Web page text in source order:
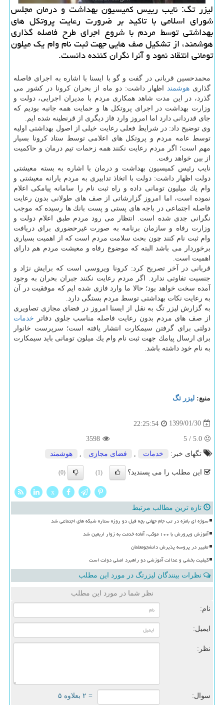
لیزر تگ: نایب رییس كمیسیون بهداشت و درمان مجلس
شورای اسلامی با تاكید بر ضرورت رعایت پروتكل های
بهداشتی توسط مردم با شروع اجرای طرح فاصله گذاری
هوشمند، از تشكیل صف هایی جهت ثبت نام وام یك میلون
تومانی انتقاد نمود و آنرا نگران كننده دانست.
محمدحسین قربانی در گفت و گو با ایسنا با اشاره به اجرای فاصله
گذاریهوشمند
اظهار داشت: دو ماه از بحران كرونا در كشور می
گذرد، در این مدت شاهد همكاری مردم با مدیران اجرایی، دولت و
وزارت بهداشت در اجرای پروتكل ها و حمایت همه جانبه بودیم كه
جای قدردانی دارد اما امروز وارد فاز دیگری از قرنطینه شده ایم.
وی توضیح داد: در شرایط فعلی رعایت خیلی از اصول بهداشتی اولیه
توسط عامه مردم و پروتكل های اعلامی توسط ستاد كرونا بسیار
مهم است؛ اگر مردم رعایت نكنند همه زحمات تیم درمان و حاكمیت
از بین خواهد رفت.
نایب رئیس كمیسیون بهداشت و درمان با اشاره به بسته معیشتی
دولت اظهار داشت: دولت با اتخاذ تدابیری به مردم یارانه معیشتی و
وام یك میلیون تومانی داده و راه ثبت نام را سامانه پیامكی اعلام
نموده است، اما امروز گزارشاتی از صف های طولانی بدون رعایت
فاصله اجتماعی در باجه های پستی و پست بانك ها رسیده كه موجب
نگرانی جدی شده است. انتظار می رود مردم طبق اعلام دولت و
وزارت رفاه و سازمان برنامه به صورت غیرحضوری برای دریافت
وام ثبت نام كنند چون بحث سلامت مردم است كه از اهمیت بسیاری
برخوردار می باشد البته كه موضوع رفاه و معیشت مردم هم دارای
اهمیت است.
قربانی در آخر تصریح كرد: كرونا ویروسی است كه برایش نژاد و
جنسیت تفاوتی ندارد. اگر مردم رعایت نكنند جبران بحران به وجود
آمده سخت خواهد بود؛ حالا ما وارد فازی شده ایم كه موفقیت در آن
به رعایت نكات بهداشتی توسط مردم بستگی دارد.
به گزارش لیزر تگ به نقل از ایسنا امروز در فضای مجازی تصاویری
از صف های مردم بدون رعایت فاصله مناسب جلوی دفاتر خدمات
دولتی برای گرفتن سیمكارت انتشار یافته است؛ سرپرست خانوار
برای ارسال پیامك جهت ثبت نام وام یك میلون تومانی باید سیمكارت
به نام خود داشته باشد.
منبع: لیزر تگ
1399/01/30
22:25:54
5.0
/
5
3598
تگهای خبر:
خدمات فضای مجازی هوشمند
این مطلب را می پسندید؟ (1)
(0)
x
تازه ترین مطالب مرتبط
سوژه ای بامزه در تب جام جهانی بچه فیل دو روزه ستاره شبکه های اجتماعی شد
آموزش وپرورش با ۱۰۰ موکب، آماده خدمت به زوار اربعین شد
تغییر در پروسه پذیرش دانشجومعلمان
کیفیت بخشی و عدالت آموزشی دو راهبرد اصلی دولت است
نظرات بینندگان لیزرتگ در مورد این مطلب
نظر شما در مورد این مطلب
نام:
ایمیل:
نظر:
سوال: = ۲ بعلاوه ۵